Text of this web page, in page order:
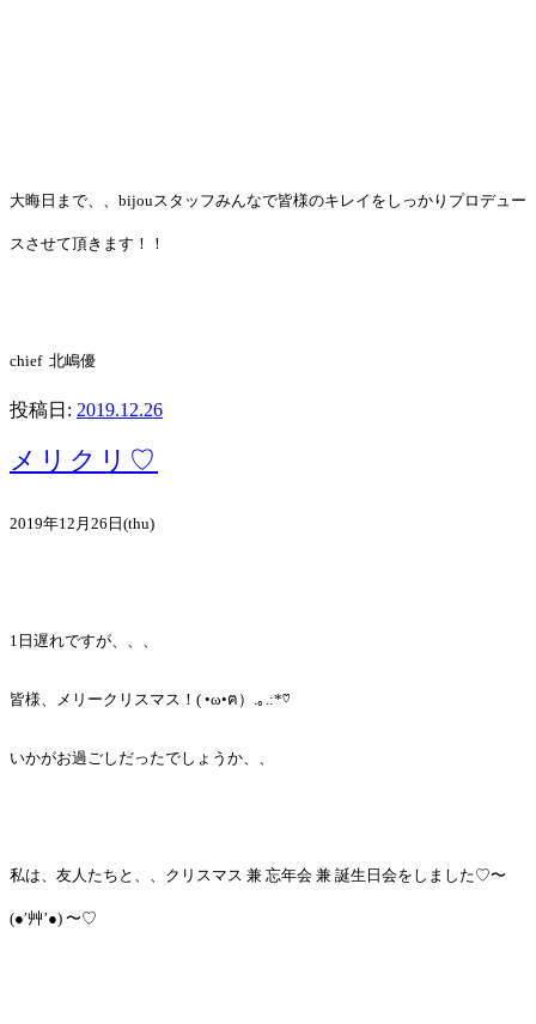
大晦日まで、、bijouスタッフみんなで皆様のキレイをしっかりプロデュー
スさせて頂きます！！
chief 北嶋優
投稿日: 2019.12.26
メリクリ♡
2019年12月26日(thu)
1日遅れですが、、、
皆様、メリークリスマス！( •ω•ฅ）.｡.:*♡
いかがお過ごしだったでしょうか、、
私は、友人たちと、、クリスマス 兼 忘年会 兼 誕生日会をしました♡〜
(●′艸’●) 〜♡